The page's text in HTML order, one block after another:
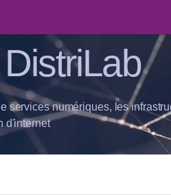
numériques, les
d'internet